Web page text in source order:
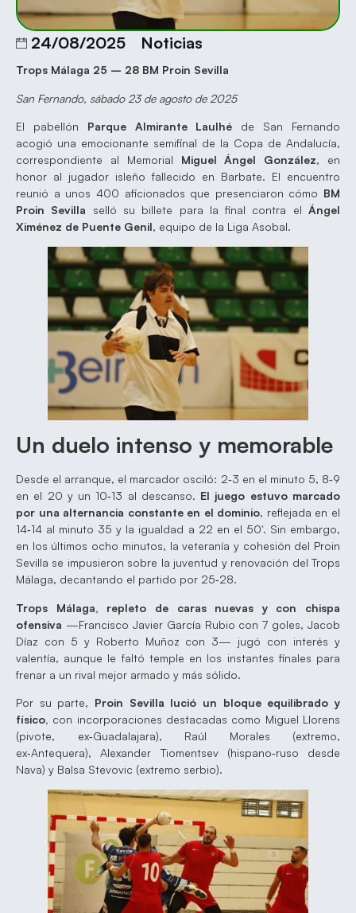
24/08/2025 Noticias
Trops Málaga 25 – 28 BM Proin Sevilla
San Fernando, sábado 23 de agosto de 2025
El pabellón Parque Almirante Laulhé de San Fernando
acogió una emocionante semifinal de la Copa de Andalucía,
correspondiente al Memorial Miguel Ángel González, en
honor al jugador isleño fallecido en Barbate. El encuentro
reunió a unos 400 aficionados que presenciaron cómo BM
Proin Sevilla selló su billete para la final contra elÁngel
Ximénez de Puente Genil, equipo de la Liga Asobal.
Un duelo intenso y memorable
Desde el arranque, el marcador osciló: 2‑3 en el minuto 5, 8‑9
en el 20 y un 10‑13 al descanso. El juego estuvo marcado
por una alternancia constante en el dominio, reflejada en el
14‑14 al minuto 35 y la igualdad a 22 en el 50′. Sin embargo,
en los últimos ocho minutos, la veteranía y cohesión del Proin
Sevilla se impusieron sobre la juventud y renovación del Trops
Málaga, decantando el partido por 25‑28.
Trops Málaga, repleto de caras nuevas y con chispa
ofensiva —Francisco Javier García Rubio con 7 goles, Jacob
Díaz con 5 y Roberto Muñoz con 3— jugó con interés y
valentía, aunque le faltó temple en los instantes finales para
frenar a un rival mejor armado y más sólido.
Por su parte, Proin Sevilla lució un bloque equilibrado y
físico, con incorporaciones destacadas como Miguel Llorens
(pivote, ex‑Guadalajara), Raúl Morales (extremo,
ex‑Antequera), Alexander Tiomentsev (hispano‑ruso desde
Nava) y Balsa Stevovic (extremo serbio).